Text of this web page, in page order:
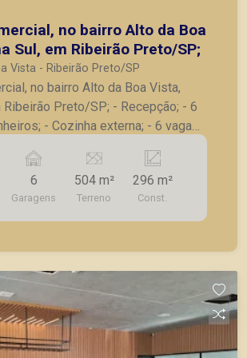
no bairro Alto da Boa
Sul, em Ribeirão Preto/SP;
Vista - Ribeirão Preto/SP
no bairro Alto da Boa Vista,
Preto/SP; - Recepção; - 6
- Cozinha externa; - 6 vagas
- Excelente localização em
A Piramid tem como
seus clientes com agilidade e
locação, vendas de imóveis
ou mesmo nos principais
6
Garagens
504 m²
Terreno
296 m²
Const.